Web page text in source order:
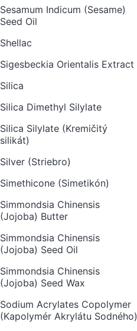
Sesamum Indicum (Sesame)
Seed Oil
Shellac
Sigesbeckia Orientalis Extract
Silica
Silica Dimethyl Silylate
Silica Silylate (Kremičitý
silikát)
Silver (Striebro)
Simethicone (Simetikón)
Simmondsia Chinensis
(Jojoba) Butter
Simmondsia Chinensis
(Jojoba) Seed Oil
Simmondsia Chinensis
(Jojoba) Seed Wax
Sodium Acrylates Copolymer
(Kapolymér Akrylátu Sodného)